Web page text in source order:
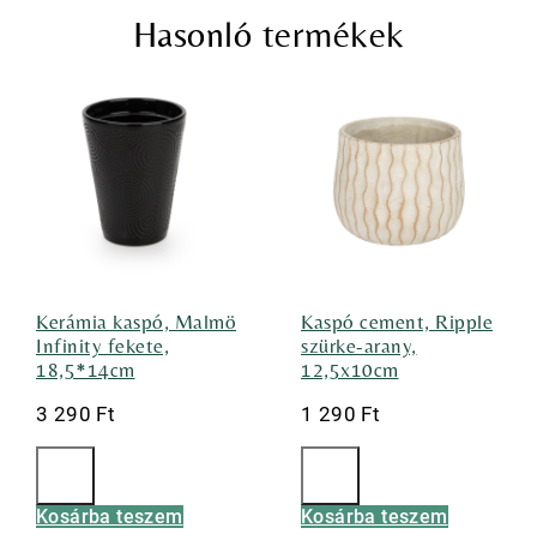
Hasonló termékek
Kerámia kaspó, Malmö
Infinity fekete,
18,5*14cm
3 290 Ft
Kosárba teszem
Kaspó cement, Ripple
szürke-arany,
12,5x10cm
1 290 Ft
Kosárba teszem